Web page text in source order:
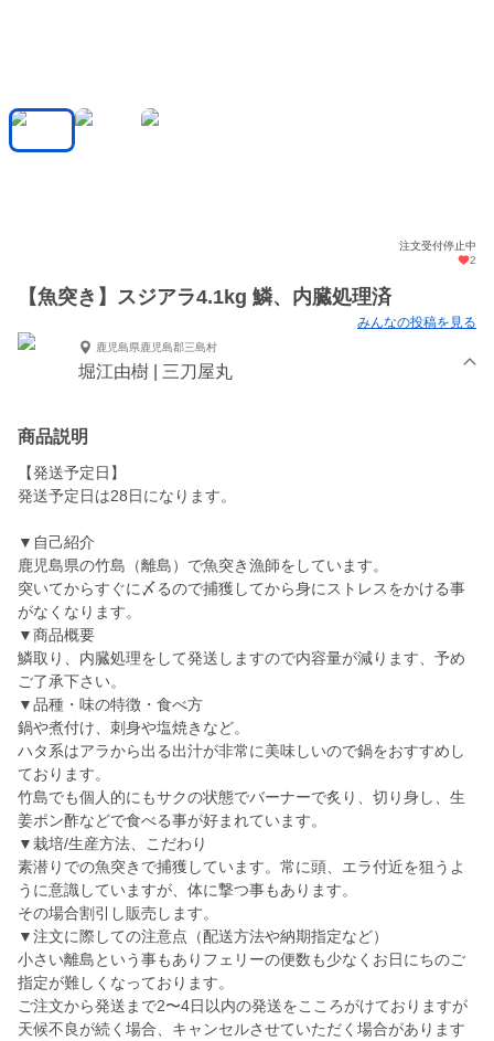
注文受付停止中
2
【魚突き】スジアラ4.1kg 鱗、内臓処理済
みんなの投稿を見る
鹿児島県鹿児島郡三島村
堀江由樹 | 三刀屋丸
商品説明
【発送予定日】
発送予定日は28日になります。
▼自己紹介
鹿児島県の竹島（離島）で魚突き漁師をしています。
突いてからすぐに〆るので捕獲してから身にストレスをかける事
がなくなります。
▼商品概要
鱗取り、内臓処理をして発送しますので内容量が減ります、予め
ご了承下さい。
▼品種・味の特徴・食べ方
鍋や煮付け、刺身や塩焼きなど。
ハタ系はアラから出る出汁が非常に美味しいので鍋をおすすめし
ております。
竹島でも個人的にもサクの状態でバーナーで炙り、切り身し、生
姜ポン酢などで食べる事が好まれています。
▼栽培/生産方法、こだわり
素潜りでの魚突きで捕獲しています。常に頭、エラ付近を狙うよ
うに意識していますが、体に撃つ事もあります。
その場合割引し販売します。
▼注文に際しての注意点（配送方法や納期指定など）
小さい離島という事もありフェリーの便数も少なくお日にちのご
指定が難しくなっております。
ご注文から発送まで2〜4日以内の発送をこころがけておりますが
天候不良が続く場合、キャンセルさせていただく場合があります